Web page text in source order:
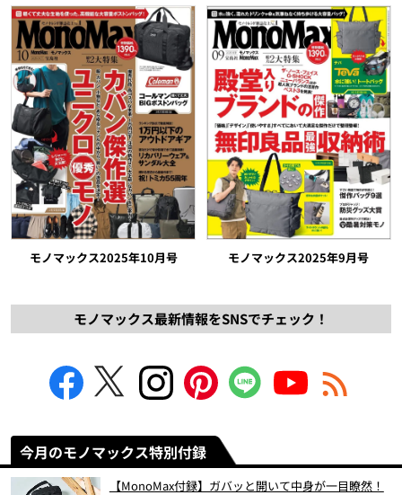
モノマックス2025年10月号 モノマックス2025年9月号
モノマックス最新情報をSNSでチェック！
今月のモノマックス特別付録
【MonoMax付録】ガバッと開いて中身が一目瞭然！